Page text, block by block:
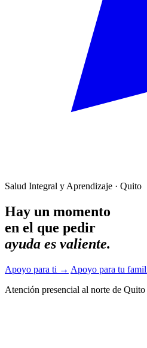
Salud Integral y Aprendizaje · Quito
Hay un momento
en el que pedir
ayuda es valiente.
Apoyo para ti → Apoyo para tu
Atención presencial al norte de Quito